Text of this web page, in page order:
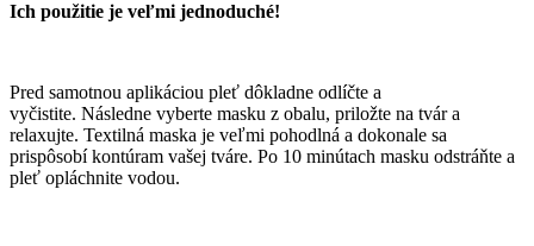
Ich použitie je veľmi jednoduché!
Pred samotnou aplikáciou pleť dôkladne odlíčte a
vyčistite. Následne vyberte masku z obalu, priložte na tvár a
relaxujte. Textilná maska je veľmi pohodlná a dokonale sa
prispôsobí kontúram vašej tváre. Po 10 minútach masku odstráňte a
pleť opláchnite vodou.